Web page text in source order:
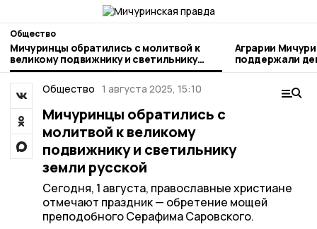
Общество
Мичуринцы обратились с молитвой к
великому подвижнику и светильнику
земли русской
Аграрии
поддержали день
труда
Общество 1 августа 2025, 15:10
Мичуринцы обратились с
молитвой к великому
подвижнику и светильнику
земли русской
Сегодня, 1 августа, православные христиане
отмечают праздник — обретение мощей
преподобного Серафима Саровского.